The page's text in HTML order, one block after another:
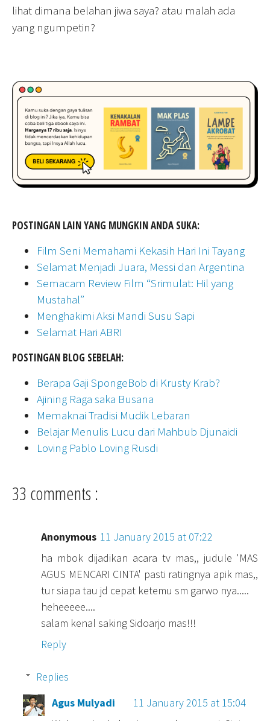
lihat dimana belahan jiwa saya? atau malah ada
yang ngumpetin?
POSTINGAN LAIN YANG MUNGKIN ANDA SUKA:
Film Seni Memahami Kekasih Hari Ini Tayang
Selamat Menjadi Juara, Messi dan Argentina
Semacam Review Film “Srimulat: Hil yang
Mustahal”
Menghakimi Aksi Mandi Susu Sapi
Selamat Hari ABRI
POSTINGAN BLOG SEBELAH:
Berapa Gaji SpongeBob di Krusty Krab?
Ajining Raga saka Busana
Memaknai Tradisi Mudik Lebaran
Belajar Menulis Lucu dari Mahbub Djunaidi
Loving Pablo Loving Rusdi
33 comments :
Anonymous 11 January 2015 at 07:22
ha mbok dijadikan acara tv mas,, judule 'MAS
AGUS MENCARI CINTA' pasti ratingnya apik mas,,
tur siapa tau jd cepat ketemu sm garwo nya.....
heheeeee....
salam kenal saking Sidoarjo mas!!!
Reply
Replies
Agus Mulyadi
11 January 2015 at 15:04